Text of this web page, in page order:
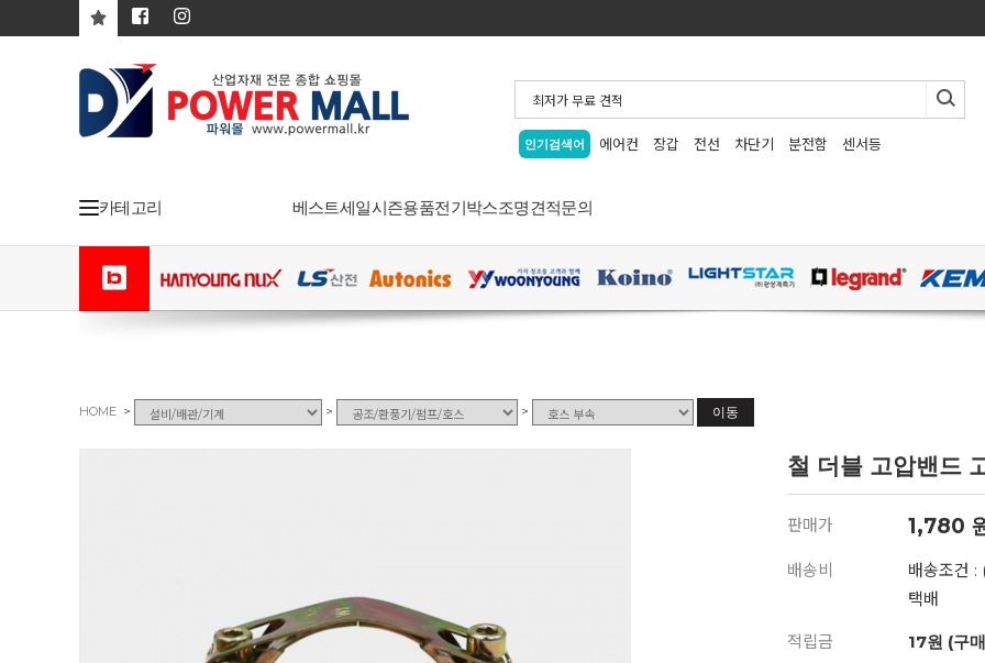
인기검색어 에어컨 장갑 전선 차단기 분전함 센서등
카테고리 베스트세일시즌용품전기박스조명견적문의
HOME > > > 이동
철 더블 고압밴
판매가 1,780
배송비
배송조건
택배
적립금 17원 (구